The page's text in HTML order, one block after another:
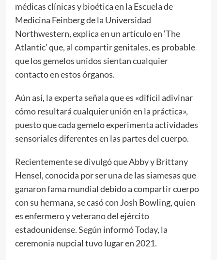
médicas clínicas y bioética en la Escuela de
Medicina Feinberg de la Universidad
Northwestern, explica en un artículo en ‘The
Atlantic’ que, al compartir genitales, es probable
que los gemelos unidos sientan cualquier
contacto en estos órganos.
Aún así, la experta señala que es «difícil adivinar
cómo resultará cualquier unión en la práctica»,
puesto que cada gemelo experimenta actividades
sensoriales diferentes en las partes del cuerpo.
Recientemente se divulgó que Abby y Brittany
Hensel, conocida por ser una de las siamesas que
ganaron fama mundial debido a compartir cuerpo
con su hermana, se casó con Josh Bowling, quien
es enfermero y veterano del ejército
estadounidense. Según informó Today, la
ceremonia nupcial tuvo lugar en 2021.